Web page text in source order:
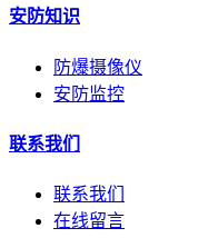
安防知识
防爆摄像仪
安防监控
联系我们
联系我们
在线留言